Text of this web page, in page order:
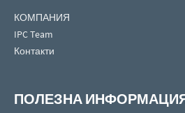
КОМПАНИЯ
IPC Team
Контакти
ПОЛЕЗНА